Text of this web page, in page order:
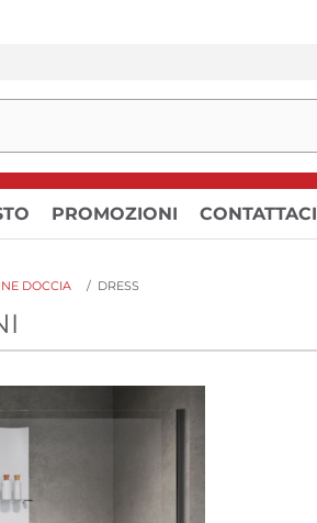
PROMOZIONI CONTATTACI
DOCCIA / DRESS